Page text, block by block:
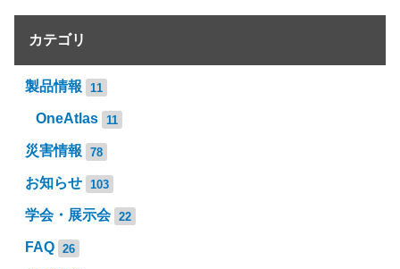
カテゴリ
製品情報 11
OneAtlas 11
災害情報 78
お知らせ 103
学会・展示会 22
FAQ 26